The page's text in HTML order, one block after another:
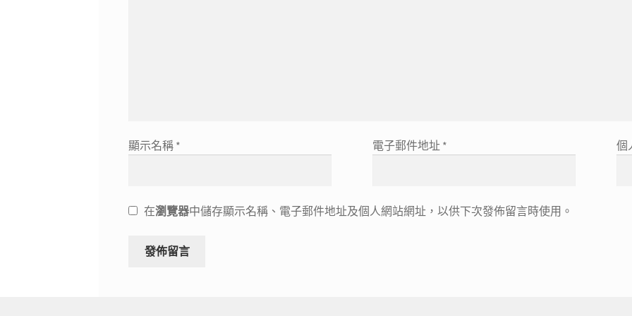
顯示名稱 * 電子郵件地址 * 個
在瀏覽器中儲存顯示名稱、電子郵件地址及個人網站網址，以供下次發佈留言時使用。